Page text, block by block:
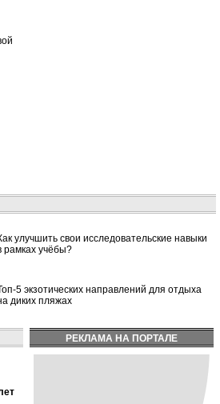
улучшить свои исследовательские навыки
рамках учёбы?
5 экзотических направлений для отдыха
диких пляжах
РЕКЛАМА НА ПОРТАЛЕ